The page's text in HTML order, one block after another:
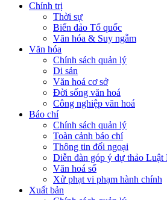
Chính trị
Thời sự
Biển đảo Tổ quốc
Văn hóa & Suy ngẫm
Văn hóa
Chính sách quản lý
Di sản
Văn hoá cơ sở
Đời sống văn hoá
Công nghiệp văn hoá
Báo chí
Chính sách quản lý
Toàn cảnh báo chí
Thông tin đối ngoại
Diễn đàn góp ý dự thảo Luật
Văn hoá số
Xử phạt vi phạm hành chính
Xuất bản